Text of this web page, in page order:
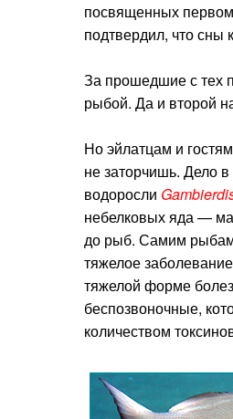
посвященных
подтвердил, что сны
За прошедшие с тех
рыбой. Да и второй
Но эйлатцам и
не заторчишь. Дело
водоросли
небелковых яда —
до рыб. Самим рыбам
тяжелое
тяжелой форме
беспозвоночные,
количеством